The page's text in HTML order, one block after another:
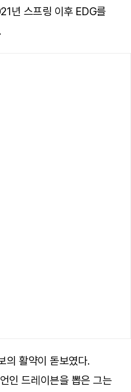
년 스프링 이후 EDG를
의 활약이 돋보였다.
인 드레이븐을 뽑은 그는